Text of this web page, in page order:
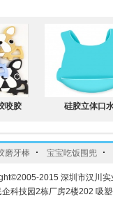
咬胶 硅胶立体口
磨牙棒 · 宝宝吃饭围兜 ·
2015 深圳市汉川
科技园2栋厂房2楼202 吸